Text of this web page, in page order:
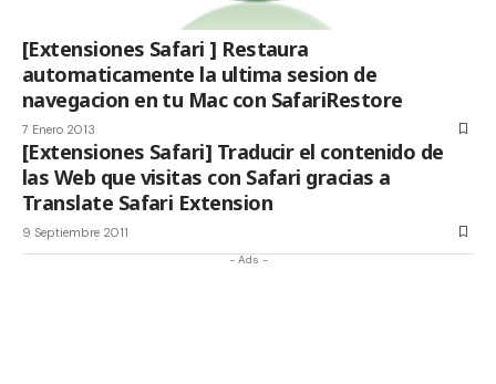
[Extensiones Safari ] Restaura
automaticamente la ultima sesion de
navegacion en tu Mac con SafariRestore
7 Enero 2013
[Extensiones Safari] Traducir el contenido de
las Web que visitas con Safari gracias a
Translate Safari Extension
9 Septiembre 2011
- Ads -